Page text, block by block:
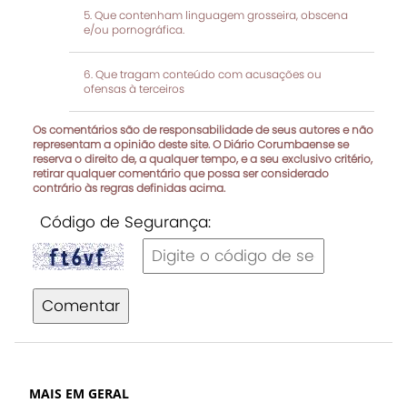
Que contenham linguagem grosseira, obscena
e/ou pornográfica.
Que tragam conteúdo com acusações ou
ofensas à terceiros
Os comentários são de responsabilidade de seus autores e não
representam a opinião deste site. O Diário Corumbaense se
reserva o direito de, a qualquer tempo, e a seu exclusivo critério,
retirar qualquer comentário que possa ser considerado
contrário às regras definidas acima.
Código de Segurança:
Comentar
MAIS EM GERAL